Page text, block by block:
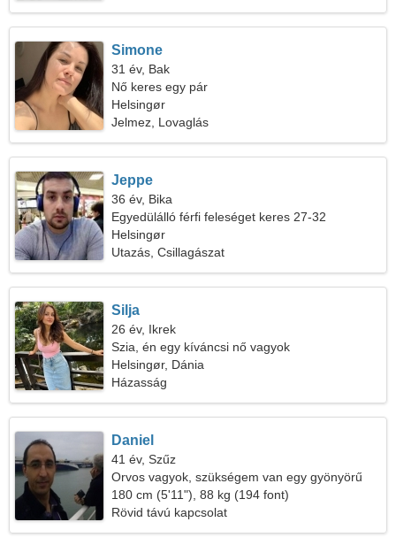
Simone
31 év, Bak
Nő keres egy pár
Helsingør
Jelmez, Lovaglás
Jeppe
36 év, Bika
Egyedülálló férfi feleséget keres 27-32
Helsingør
Utazás, Csillagászat
Silja
26 év, Ikrek
Szia, én egy kíváncsi nő vagyok
Helsingør, Dánia
Házasság
Daniel
41 év, Szűz
Orvos vagyok, szükségem van egy gyönyörű
nőre
180 cm (5'11"), 88 kg (194 font)
Rövid távú kapcsolat